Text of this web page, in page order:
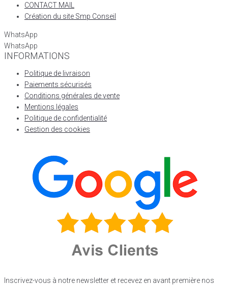
CONTACT MAIL
Création du site Smp Conseil
WhatsApp
WhatsApp
INFORMATIONS
Politique de livraison
Paiements sécurisés
Conditions générales de vente
Mentions légales
Politique de confidentialité
Gestion des cookies
Inscrivez-vous à notre newsletter et recevez en avant première nos